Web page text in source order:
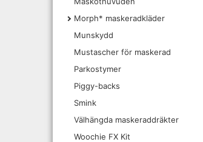
Morph* maskeradkläder
Munskydd
Mustascher för maskerad
Parkostymer
Piggy-backs
Smink
Välhängda maskeraddräkter
Woochie FX Kit